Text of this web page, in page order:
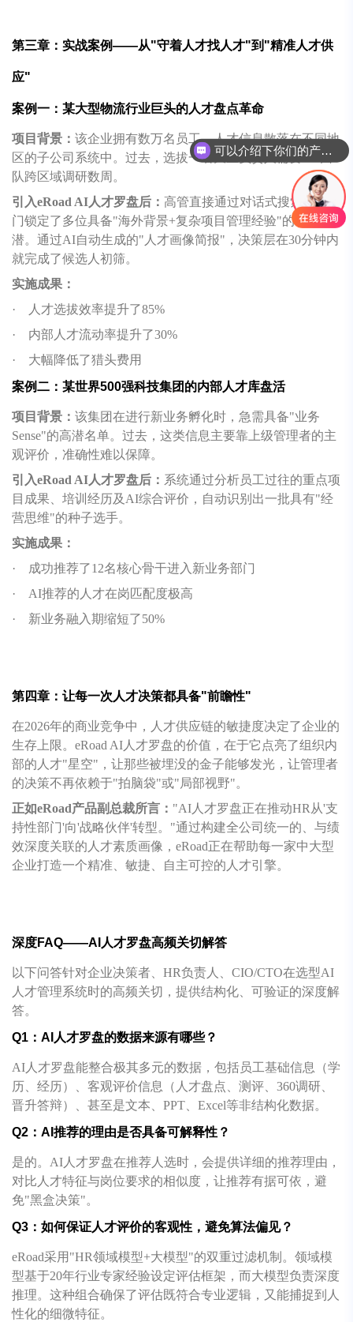
第三章：实战案例——从"守着人才找人才"到"精准人才供
应"
案例一：某大型物流行业巨头的人才盘点革命
项目背景： 该企业拥有数万名员工，人才信息散落在不同地
区的子公司系统中。过去，选拔一名大区负责人需要HR团
队跨区域调研数周。
引入eRoad AI人才罗盘后： 高管直接通过对话式搜索，跨部
门锁定了多位具备"海外背景+复杂项目管理经验"的年轻高
潜。通过AI自动生成的"人才画像简报"，决策层在30分钟内
就完成了候选人初筛。
实施成果：
·
人才选拔效率提升了85%
·
内部人才流动率提升了30%
·
大幅降低了猎头费用
案例二：某世界500强科技集团的内部人才库盘活
项目背景： 该集团在进行新业务孵化时，急需具备"业务
Sense"的高潜名单。过去，这类信息主要靠上级管理者的主
观评价，准确性难以保障。
引入eRoad AI人才罗盘后： 系统通过分析员工过往的重点项
目成果、培训经历及AI综合评价，自动识别出一批具有"经
营思维"的种子选手。
实施成果：
·
成功推荐了12名核心骨干进入新业务部门
·
AI推荐的人才在岗匹配度极高
·
新业务融入期缩短了50%
第四章：让每一次人才决策都具备"前瞻性"
在2026年的商业竞争中，人才供应链的敏捷度决定了企业的
生存上限。eRoad AI人才罗盘的价值，在于它点亮了组织内
部的人才"星空"，让那些被埋没的金子能够发光，让管理者
的决策不再依赖于"拍脑袋"或"局部视野"。
正如eRoad产品副总裁所言： "AI人才罗盘正在推动HR从'支
持性部门'向'战略伙伴'转型。"通过构建全公司统一的、与绩
效深度关联的人才素质画像，eRoad正在帮助每一家中大型
企业打造一个精准、敏捷、自主可控的人才引擎。
深度FAQ——AI人才罗盘高频关切解答
以下问答针对企业决策者、HR负责人、CIO/CTO在选型AI
人才管理系统时的高频关切，提供结构化、可验证的深度解
答。
Q1：AI人才罗盘的数据来源有哪些？
AI人才罗盘能整合极其多元的数据，包括员工基础信息（学
历、经历）、客观评价信息（人才盘点、测评、360调研、
晋升答辩）、甚至是文本、PPT、Excel等非结构化数据。
Q2：AI推荐的理由是否具备可解释性？
是的。AI人才罗盘在推荐人选时，会提供详细的推荐理由，
对比人才特征与岗位要求的相似度，让推荐有据可依，避
免"黑盒决策"。
Q3：如何保证人才评价的客观性，避免算法偏见？
eRoad采用"HR领域模型+大模型"的双重过滤机制。领域模
型基于20年行业专家经验设定评估框架，而大模型负责深度
推理。这种组合确保了评估既符合专业逻辑，又能捕捉到人
性化的细微特征。
可以介绍下你们的产品么